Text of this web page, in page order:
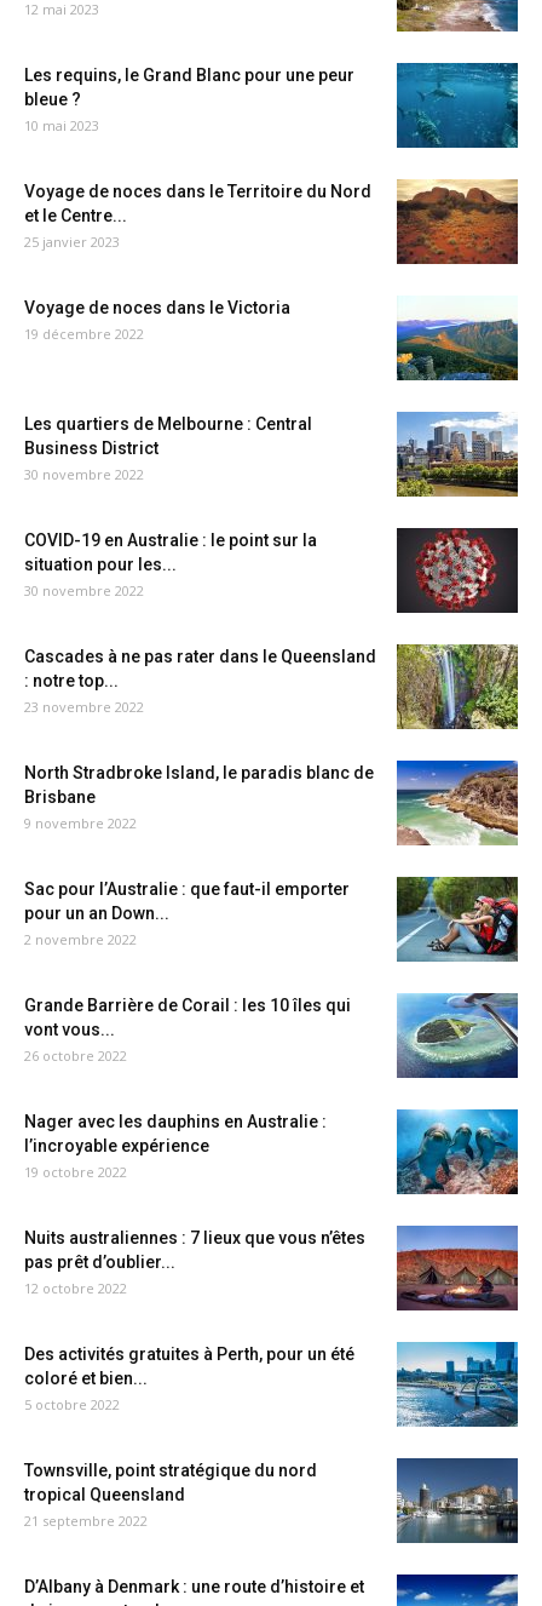
12 mai 2023
Les requins, le Grand Blanc pour une peur
bleue ?
10 mai 2023
Voyage de noces dans le Territoire du Nord
et le Centre...
25 janvier 2023
Voyage de noces dans le Victoria
19 décembre 2022
Les quartiers de Melbourne : Central
Business District
30 novembre 2022
COVID-19 en Australie : le point sur la
situation pour les...
30 novembre 2022
Cascades à ne pas rater dans le Queensland
: notre top...
23 novembre 2022
North Stradbroke Island, le paradis blanc de
Brisbane
9 novembre 2022
Sac pour l’Australie : que faut-il emporter
pour un an Down...
2 novembre 2022
Grande Barrière de Corail : les 10 îles qui
vont vous...
26 octobre 2022
Nager avec les dauphins en Australie :
l’incroyable expérience
19 octobre 2022
Nuits australiennes : 7 lieux que vous n’êtes
pas prêt d’oublier...
12 octobre 2022
Des activités gratuites à Perth, pour un été
coloré et bien...
5 octobre 2022
Townsville, point stratégique du nord
tropical Queensland
21 septembre 2022
D’Albany à Denmark : une route d’histoire et